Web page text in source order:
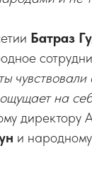
Батраз
на
директору
и